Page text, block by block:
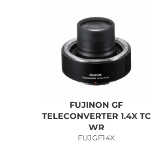
FUJINON GF
TELECONVERTER 1.4X TC
WR
FUJGF14X